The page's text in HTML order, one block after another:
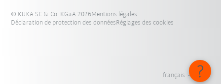
© KUKA SE & Co. KGaA 2026Mentions légales
Déclaration de protection des donnéesRéglages des cookies
français - Suisse